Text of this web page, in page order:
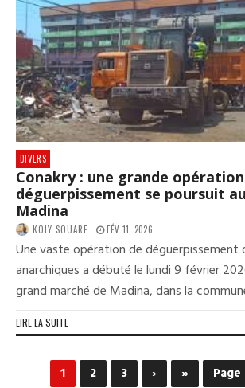
DIVERS
Conakry : une grande
déguerpissement se poursuit
Madina
KOLY SOUARE FÉV 11, 2026
Une vaste opération de déguerpissement
anarchiques a débuté le lundi 9 février
grand marché de Madina, dans la
LIRE LA SUITE
1 2 3 › »